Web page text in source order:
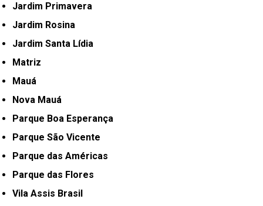
Jardim Primavera
Jardim Rosina
Jardim Santa Lídia
Matriz
Mauá
Nova Mauá
Parque Boa Esperança
Parque São Vicente
Parque das Américas
Parque das Flores
Vila Assis Brasil